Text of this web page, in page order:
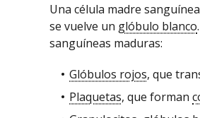
Una célula madre
se vuelve un glóbulo blanco
sanguíneas maduras:
Glóbulos rojos, que
Plaquetas, que forman